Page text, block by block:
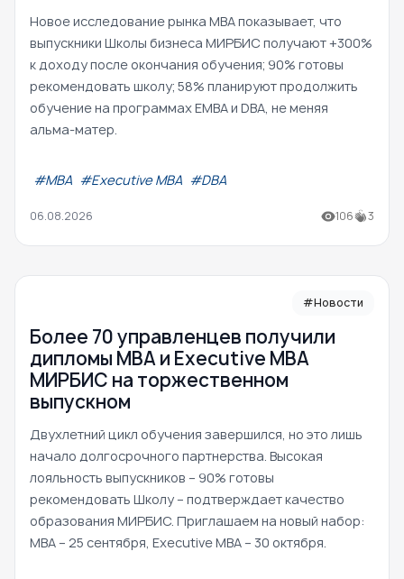
Новое исследование рынка MBA показывает, что
выпускники Школы бизнеса МИРБИС получают +300%
к доходу после окончания обучения; 90% готовы
рекомендовать школу; 58% планируют продолжить
обучение на программах EMBA и DBA, не меняя
альма-матер.
#МВА #Executive MBA #DBA
06.08.2026 106 3
#Новости
Более 70 управленцев получили
дипломы MBA и Executive MBA
МИРБИС на торжественном
выпускном
Двухлетний цикл обучения завершился, но это лишь
начало долгосрочного партнерства. Высокая
лояльность выпускников – 90% готовы
рекомендовать Школу – подтверждает качество
образования МИРБИС. Приглашаем на новый набор:
MBA – 25 сентября, Executive MBA – 30 октября.